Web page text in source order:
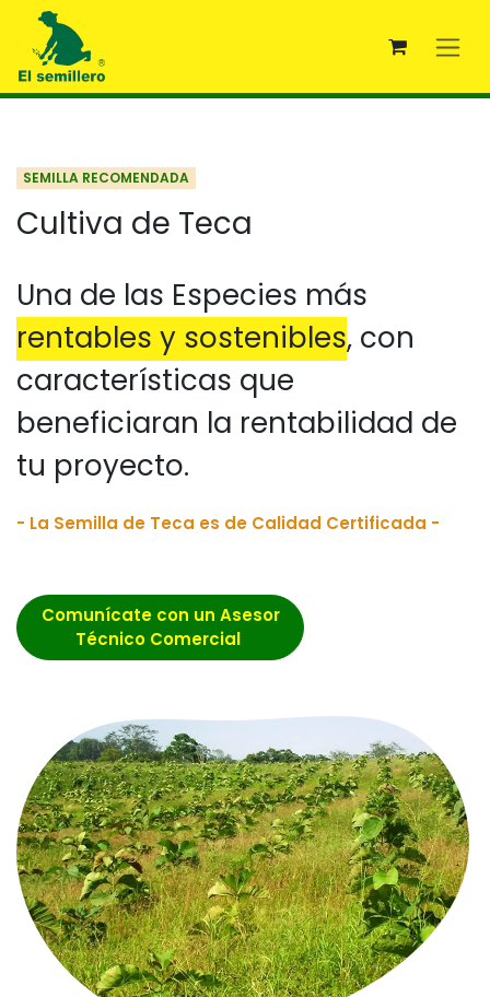
Ir al contenido
SEMILLA RECOMENDADA
Cultiva de Teca
Una de las Especies más
rentables y sostenibles, con
características que
beneficiaran la rentabilidad de
tu proyecto.
- La Semilla de Teca es de Calidad Certificada -
Comunícate con un Asesor
Técnico Comercial